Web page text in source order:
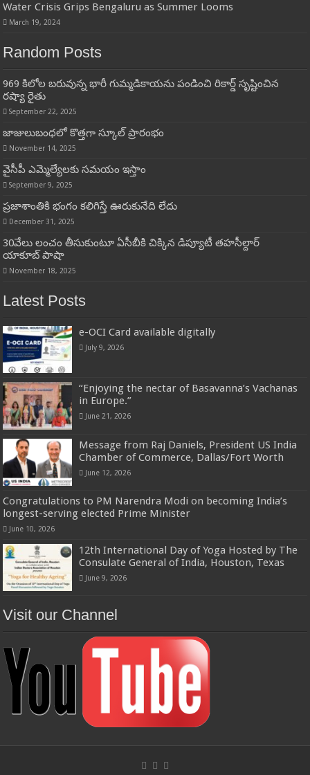
Water Crisis Grips Bengaluru as Summer Looms
March 19, 2024
Random Posts
969 కిలోల బరువున్న భారీ గుమ్మడికాయను పండించి రికార్డ్ సృష్టించిన
రష్యా రైతు
September 22, 2025
జాజులుబంధలో కొత్తగా స్కూల్‌ ప్రారంభం
November 14, 2025
వైసీపీ ఎమ్మెల్యేలకు సమయం ఇస్తాం
September 9, 2025
ప్రజాశాంతికి భంగం కలిగిస్తే ఊరుకునేది లేదు
December 31, 2025
30వేలు లంచం తీసుకుంటూ ఏసీబీకి చిక్కిన డిప్యూటీ తహసీల్దార్
యాకూబ్ పాషా
November 18, 2025
Latest Posts
e-OCI Card available digitally
July 9, 2026
“Enjoying the nectar of Basavanna’s Vachanas
in Europe.”
June 21, 2026
Message from Raj Daniels, President US India
Chamber of Commerce, Dallas/Fort Worth
June 12, 2026
Congratulations to PM Narendra Modi on becoming India’s
longest-serving elected Prime Minister
June 10, 2026
12th International Day of Yoga Hosted by The
Consulate General of India, Houston, Texas
June 9, 2026
Visit our Channel